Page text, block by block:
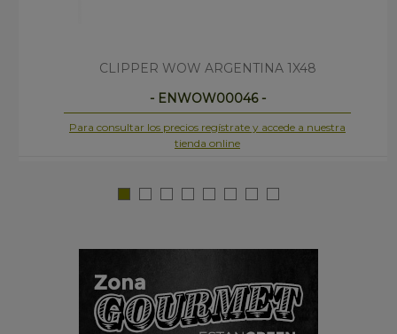
CLIPPER WOW ARGENTINA 1X48
- ENWOW00046 -
Para consultar los precios regístrate y accede a nuestra
tienda online